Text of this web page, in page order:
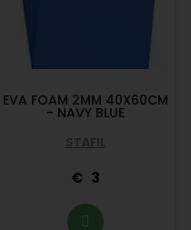
EVA FOAM 2MM 40X60CM
- NAVY BLUE
STAFIL
3